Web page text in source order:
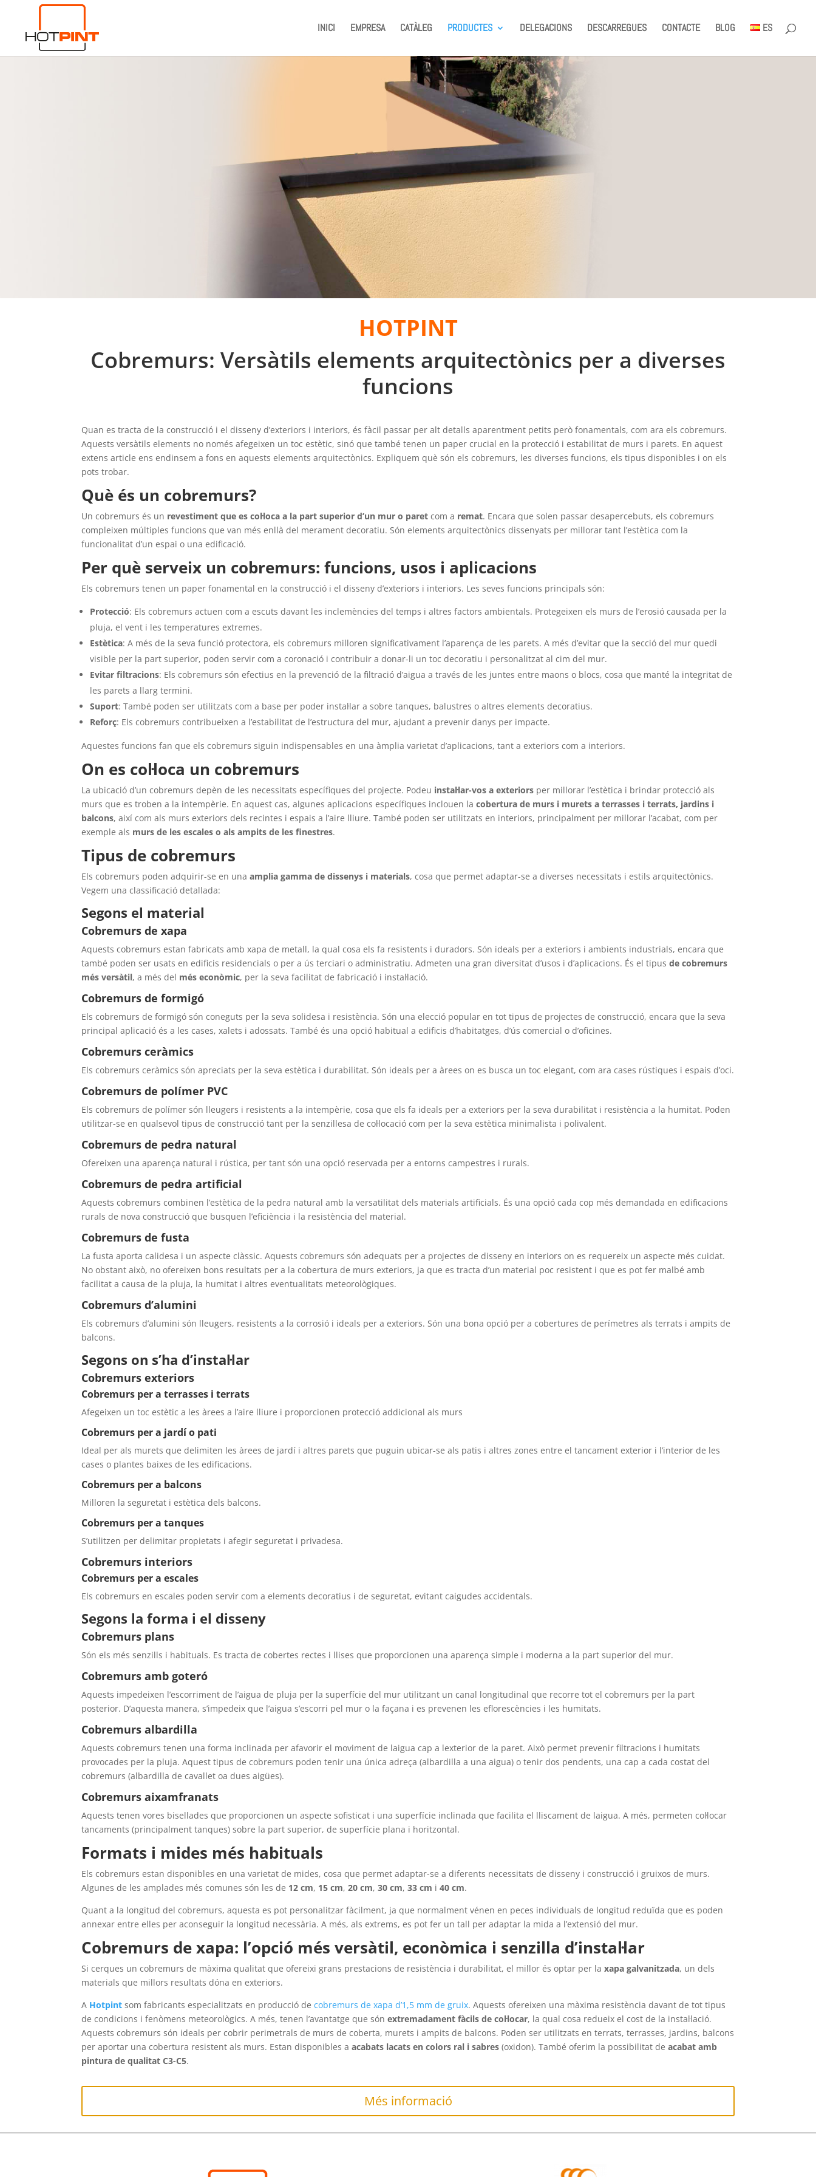
INICI EMPRESA CATÀLEG PRODUCTES DELEGACIONS DESCARREGUES CONTACTE BLOG ES
HOTPINT
Cobremurs: Versàtils elements arquitectònics per a diverses
funcions
Quan es tracta de la construcció i el disseny d’exteriors i interiors, és fàcil passar per alt detalls aparentment petits però fonamentals, com ara els cobremurs.
Aquests versàtils elements no només afegeixen un toc estètic, sinó que també tenen un paper crucial en la protecció i estabilitat de murs i parets. En aquest
extens article ens endinsem a fons en aquests elements arquitectònics. Expliquem què són els cobremurs, les diverses funcions, els tipus disponibles i on els
pots trobar.
Què és un cobremurs?
Un cobremurs és un revestiment que es col·loca a la part superior d’un mur o paret com a remat. Encara que solen passar desapercebuts, els cobremurs
compleixen múltiples funcions que van més enllà del merament decoratiu. Són elements arquitectònics dissenyats per millorar tant l’estètica com la
funcionalitat d’un espai o una edificació.
Per què serveix un cobremurs: funcions, usos i aplicacions
Els cobremurs tenen un paper fonamental en la construcció i el disseny d’exteriors i interiors. Les seves funcions principals són:
Protecció: Els cobremurs actuen com a escuts davant les inclemències del temps i altres factors ambientals. Protegeixen els murs de l’erosió causada per la
pluja, el vent i les temperatures extremes.
Estètica: A més de la seva funció protectora, els cobremurs milloren significativament l’aparença de les parets. A més d’evitar que la secció del mur quedi
visible per la part superior, poden servir com a coronació i contribuir a donar-li un toc decoratiu i personalitzat al cim del mur.
Evitar filtracions: Els cobremurs són efectius en la prevenció de la filtració d’aigua a través de les juntes entre maons o blocs, cosa que manté la integritat de
les parets a llarg termini.
Suport: També poden ser utilitzats com a base per poder instal·lar a sobre tanques, balustres o altres elements decoratius.
Reforç: Els cobremurs contribueixen a l’estabilitat de l’estructura del mur, ajudant a prevenir danys per impacte.
Aquestes funcions fan que els cobremurs siguin indispensables en una àmplia varietat d’aplicacions, tant a exteriors com a interiors.
On es col·loca un cobremurs
La ubicació d’un cobremurs depèn de les necessitats específiques del projecte. Podeu instal·lar-vos a exteriors per millorar l’estètica i brindar protecció als
murs que es troben a la intempèrie. En aquest cas, algunes aplicacions específiques inclouen lacobertura de murs i murets a terrasses i terrats, jardins i
balcons, així com als murs exteriors dels recintes i espais a l’aire lliure. També poden ser utilitzats en interiors, principalment per millorar l’acabat, com per
exemple als murs de les escales o als ampits de les finestres.
Tipus de cobremurs
Els cobremurs poden adquirir-se en unaamplia gamma de dissenys i materials, cosa que permet adaptar-se a diverses necessitats i estils arquitectònics.
Vegem una classificació detallada:
Segons el material
Cobremurs de xapa
Aquests cobremurs estan fabricats amb xapa de metall, la qual cosa els fa resistents i duradors. Són ideals per a exteriors i ambients industrials, encara que
també poden ser usats en edificis residencials o per a ús terciari o administratiu. Admeten una gran diversitat d’usos i d’aplicacions. És el tipusde cobremurs
més versàtil, a més del més econòmic, per la seva facilitat de fabricació i instal·lació.
Cobremurs de formigó
Els cobremurs de formigó són coneguts per la seva solidesa i resistència. Són una elecció popular en tot tipus de projectes de construcció, encara que la seva
principal aplicació és a les cases, xalets i adossats. També és una opció habitual a edificis d’habitatges, d’ús comercial o d’oficines.
Cobremurs ceràmics
Els cobremurs ceràmics són apreciats per la seva estètica i durabilitat. Són ideals per a àrees on es busca un toc elegant, com ara cases rústiques i espais d’oci.
Cobremurs de polímer PVC
Els cobremurs de polímer són lleugers i resistents a la intempèrie, cosa que els fa ideals per a exteriors per la seva durabilitat i resistència a la humitat. Poden
utilitzar-se en qualsevol tipus de construcció tant per la senzillesa de col·locació com per la seva estètica minimalista i polivalent.
Cobremurs de pedra natural
Ofereixen una aparença natural i rústica, per tant són una opció reservada per a entorns campestres i rurals.
Cobremurs de pedra artificial
Aquests cobremurs combinen l’estètica de la pedra natural amb la versatilitat dels materials artificials. És una opció cada cop més demandada en edificacions
rurals de nova construcció que busquen l’eficiència i la resistència del material.
Cobremurs de fusta
La fusta aporta calidesa i un aspecte clàssic. Aquests cobremurs són adequats per a projectes de disseny en interiors on es requereix un aspecte més cuidat.
No obstant això, no ofereixen bons resultats per a la cobertura de murs exteriors, ja que es tracta d’un material poc resistent i que es pot fer malbé amb
facilitat a causa de la pluja, la humitat i altres eventualitats meteorològiques.
Cobremurs d’alumini
Els cobremurs d’alumini són lleugers, resistents a la corrosió i ideals per a exteriors. Són una bona opció per a cobertures de perímetres als terrats i ampits de
balcons.
Segons on s’ha d’instal·lar
Cobremurs exteriors
Cobremurs per a terrasses i terrats
Afegeixen un toc estètic a les àrees a l’aire lliure i proporcionen protecció addicional als murs
Cobremurs per a jardí o pati
Ideal per als murets que delimiten les àrees de jardí i altres parets que puguin ubicar-se als patis i altres zones entre el tancament exterior i l’interior de les
cases o plantes baixes de les edificacions.
Cobremurs per a balcons
Milloren la seguretat i estètica dels balcons.
Cobremurs per a tanques
S’utilitzen per delimitar propietats i afegir seguretat i privadesa.
Cobremurs interiors
Cobremurs per a escales
Els cobremurs en escales poden servir com a elements decoratius i de seguretat, evitant caigudes accidentals.
Segons la forma i el disseny
Cobremurs plans
Són els més senzills i habituals. Es tracta de cobertes rectes i llises que proporcionen una aparença simple i moderna a la part superior del mur.
Cobremurs amb goteró
Aquests impedeixen l’escorriment de l’aigua de pluja per la superfície del mur utilitzant un canal longitudinal que recorre tot el cobremurs per la part
posterior. D’aquesta manera, s’impedeix que l’aigua s’escorri pel mur o la façana i es prevenen les eflorescències i les humitats.
Cobremurs albardilla
Aquests cobremurs tenen una forma inclinada per afavorir el moviment de laigua cap a lexterior de la paret. Això permet prevenir filtracions i humitats
provocades per la pluja. Aquest tipus de cobremurs poden tenir una única adreça (albardilla a una aigua) o tenir dos pendents, una cap a cada costat del
cobremurs (albardilla de cavallet oa dues aigües).
Cobremurs aixamfranats
Aquests tenen vores bisellades que proporcionen un aspecte sofisticat i una superfície inclinada que facilita el lliscament de laigua. A més, permeten col·locar
tancaments (principalment tanques) sobre la part superior, de superfície plana i horitzontal.
Formats i mides més habituals
Els cobremurs estan disponibles en una varietat de mides, cosa que permet adaptar-se a diferents necessitats de disseny i construcció i gruixos de murs.
Algunes de les amplades més comunes són les de 12 cm, 15 cm,20 cm,30 cm,33 cm i40 cm.
Quant a la longitud del cobremurs, aquesta es pot personalitzar fàcilment, ja que normalment vénen en peces individuals de longitud reduïda que es poden
annexar entre elles per aconseguir la longitud necessària. A més, als extrems, es pot fer un tall per adaptar la mida a l’extensió del mur.
Cobremurs de xapa: l’opció més versàtil, econòmica i senzilla d’instal·lar
Si cerques un cobremurs de màxima qualitat que ofereixi grans prestacions de resistència i durabilitat, el millor és optar per laxapa galvanitzada, un dels
materials que millors resultats dóna en exteriors.
A Hotpintsom fabricants especialitzats en producció decobremurs de xapa d’1,5 mm de gruix. Aquests ofereixen una màxima resistència davant de tot tipus
de condicions i fenòmens meteorològics. A més, tenen l’avantatge que sónextremadament fàcils de col·locar, la qual cosa redueix el cost de la instal·lació.
Aquests cobremurs són ideals per cobrir perimetrals de murs de coberta, murets i ampits de balcons. Poden ser utilitzats en terrats, terrasses, jardins, balcons
per aportar una cobertura resistent als murs. Estan disponibles aacabats lacats en colors ral i sabres (oxidon). També oferim la possibilitat deacabat amb
pintura de qualitat C3-C5.
Més informació